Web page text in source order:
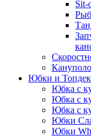
Sit-
Юбки и
Юбка с
Юбка с
Юбка с
Юбки
Юбки